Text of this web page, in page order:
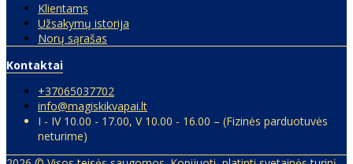
Klientams
Užsakymų istorija
Norų sąrašas
Kontaktai
+37065037702
info@magiskikvapai.lt
I - IV 10.00 - 17.00, V 10.00 - 16.00 – (Fizinės parduotuvės
neturime)